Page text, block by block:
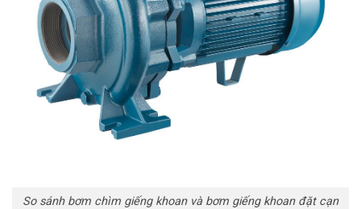
So sánh bơm chìm giếng khoan và bơm giếng khoan đặt cạn